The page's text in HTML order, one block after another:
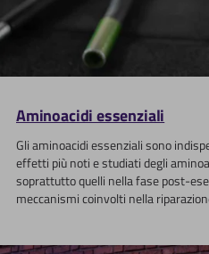
Aminoacidi essenziali
Gli aminoacidi essenziali sono
effetti più noti e studiati degli
soprattutto quelli nella fase post-
meccanismi coinvolti nella